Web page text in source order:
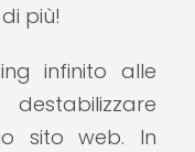
più!
infinito alle
sito web. In